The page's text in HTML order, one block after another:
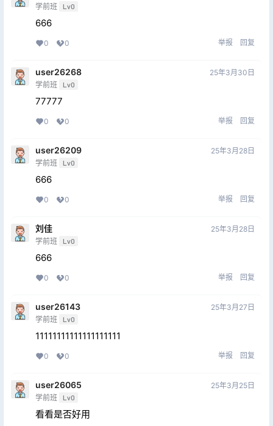
学前班 Lv0
666
0 0 举报 回复
user26268
学前班 Lv0
25年3月30日
77777
0 0 举报 回复
user26209
学前班 Lv0
25年3月28日
666
0 0 举报 回复
刘佳
学前班 Lv0
25年3月28日
666
0 0 举报 回复
user26143
学前班 Lv0
25年3月27日
11111111111111111111
0 0 举报 回复
user26065
学前班 Lv0
25年3月25日
看看是否好用